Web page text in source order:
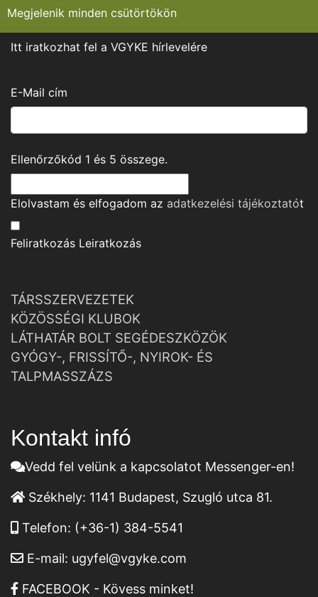
Megjelenik minden csütörtökön
Itt iratkozhat fel a VGYKE hírlevelére
E-Mail cím
Ellenőrzőkód 1 és 5 összege.
Elolvastam és elfogadom az adatkezelési tájékoztatót
Feliratkozás Leiratkozás
TÁRSSZERVEZETEK
KÖZÖSSÉGI KLUBOK
LÁTHATÁR BOLT SEGÉDESZKÖZÖK
GYÓGY-, FRISSÍTŐ-, NYIROK- ÉS
TALPMASSZÁZS
Kontakt infó
Vedd fel velünk a kapcsolatot Messenger-en!
Székhely: 1141 Budapest, Szugló utca 81.
Telefon: (+36-1) 384-5541
E-mail: ugyfel@vgyke.com
FACEBOOK - Kövess minket!